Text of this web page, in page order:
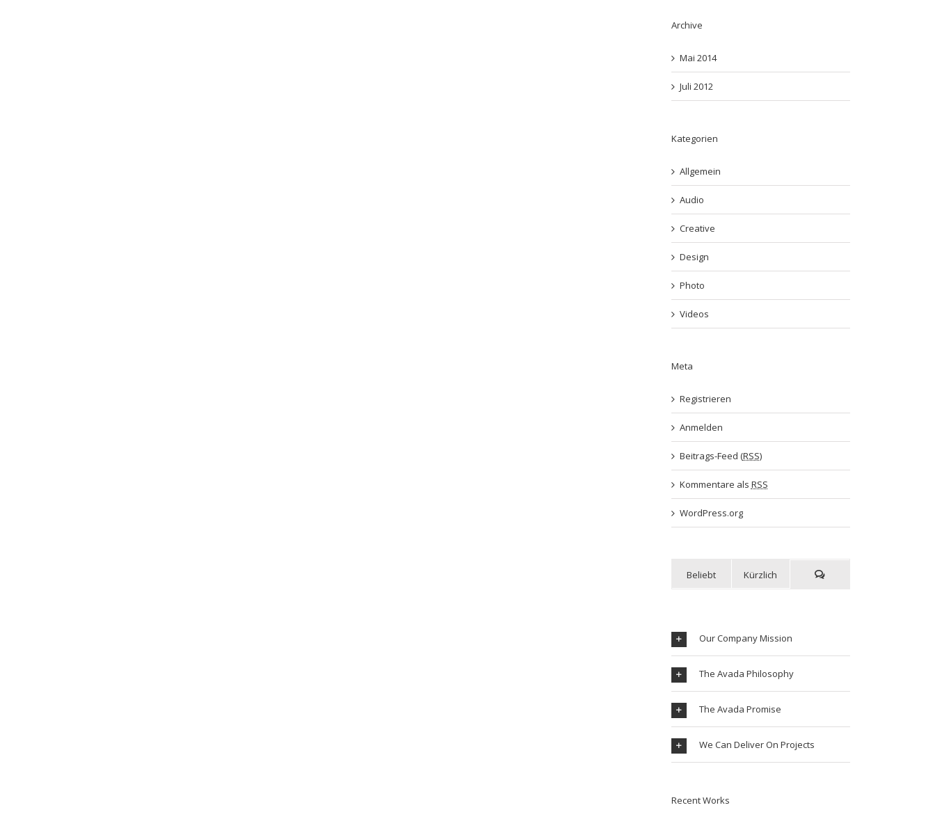
Archive
Mai 2014
Juli 2012
Kategorien
Allgemein
Audio
Creative
Design
Photo
Videos
Meta
Registrieren
Anmelden
Beitrags-Feed (RSS)
Kommentare als RSS
WordPress.org
Beliebt Kürzlich
Our Company Mission
The Avada Philosophy
The Avada Promise
We Can Deliver On Projects
Recent Works